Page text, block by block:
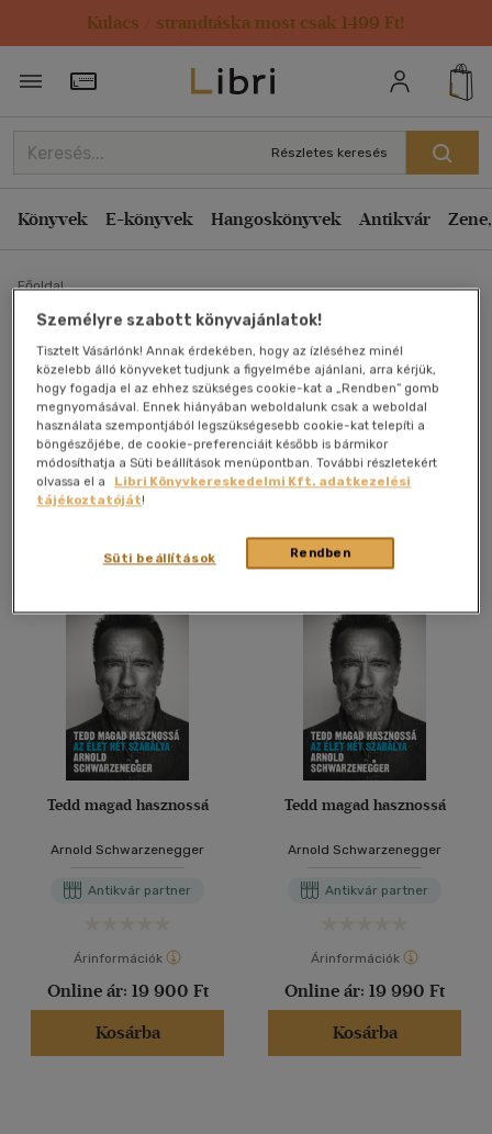
Kulacs / strandtáska most csak 1499 Ft!
Törzsvásárlói Kártya adatai
Részletes keresés
Könyvek E-könyvek Hangoskönyvek Antikvár
Főoldal
Tedd magad hasznossá
Arnold Schwarzenegger
Antikvár könyv (2db)
Tedd magad hasznossá
Arnold Schwarzenegger
Antikvár partner
Árinformációk
Online ár: 19 900 Ft
Kosárba
Tedd magad hasznossá
Arnold Schwarzenegger
Antikvár partner
Árinformációk
Online ár: 19 990 Ft
Kosárba
Személyre szabott könyvajánlatok!
Tisztelt Vásárlónk! Annak érdekében, hogy az ízléséhez minél
közelebb álló könyveket tudjunk a figyelmébe ajánlani, arra kérjük,
hogy fogadja el az ehhez szükséges cookie-kat a „Rendben” gomb
megnyomásával. Ennek hiányában weboldalunk csak a weboldal
használata szempontjából legszükségesebb cookie-kat telepíti a
böngészőjébe, de cookie-preferenciáit később is bármikor
módosíthatja a Süti beállítások menüpontban. További részletekért
olvassa el a
Libri Könyvkereskedelmi Kft. adatkezelési
tájékoztatóját!
Rendben
Süti beállítások